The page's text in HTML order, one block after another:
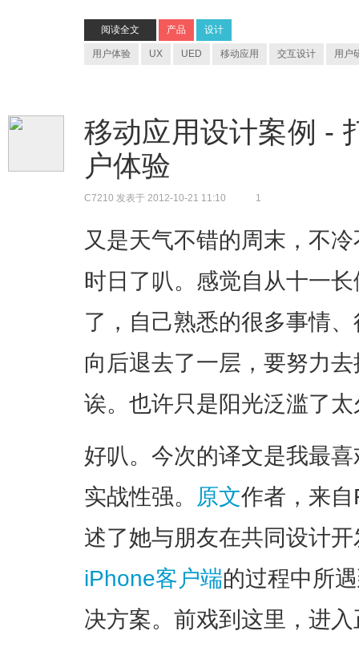
阅读全文 产品 设计
用户体验 UX UED 移动应用 交互设计 用户
移动应用设计案例 -
户体验
C7210 发表于 2012-10-21 11:10 1
又是天气不错的周末，不
时日了叭。感觉自从十一
了，自己熟悉的很多事情
向后退去了一层，要努力
诶。也许只是阳光泛滥了
好叭。今次的译文是我最
实战性强。 原文作者，来
述了她与朋友在共同设计
iPhone客户端的过程中所
决方案。前戏到这里，进